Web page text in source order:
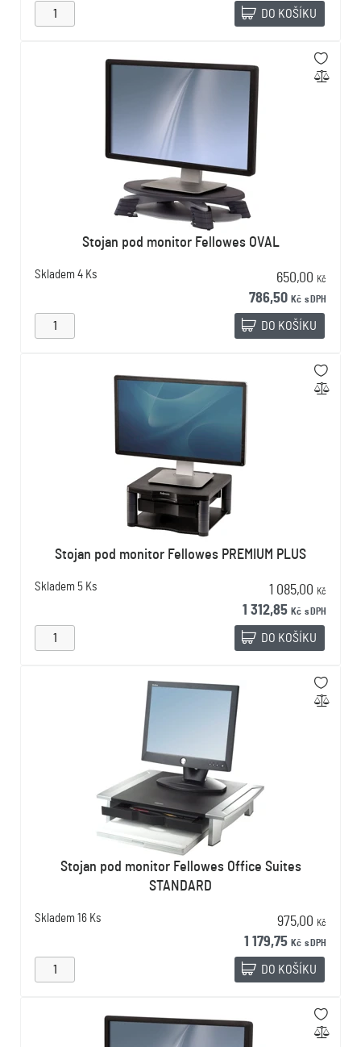
DO KOŠÍKU
Stojan pod monitor Fellowes OVAL
Skladem 4 Ks 650,00 Kč
786,50 Kč s DPH
DO KOŠÍKU
Stojan pod monitor Fellowes PREMIUM PLUS
Skladem 5 Ks 1 085,00 Kč
1 312,85 Kč s DPH
DO KOŠÍKU
Stojan pod monitor Fellowes Office Suites
STANDARD
Skladem 16 Ks 975,00 Kč
1 179,75 Kč s DPH
DO KOŠÍKU